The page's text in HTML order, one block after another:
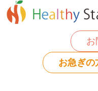
お
お急ぎの